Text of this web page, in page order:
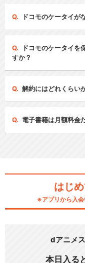
ドコモのケータイが
ドコモのケータイを
すか？
解約にはどれくらい
電子書籍は月額料金
はじ
※アプリから入
dアニメ
本日入る